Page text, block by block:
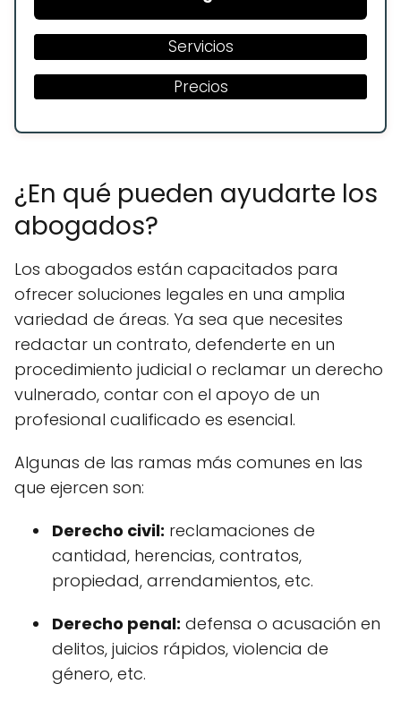
Servicios
Precios
¿En qué pueden ayudarte los
abogados?
Los abogados están capacitados para
ofrecer soluciones legales en una amplia
variedad de áreas. Ya sea que necesites
redactar un contrato, defenderte en un
procedimiento judicial o reclamar un derecho
vulnerado, contar con el apoyo de un
profesional cualificado es esencial.
Algunas de las ramas más comunes en las
que ejercen son:
Derecho civil: reclamaciones de
cantidad, herencias, contratos,
propiedad, arrendamientos, etc.
Derecho penal: defensa o acusación en
delitos, juicios rápidos, violencia de
género, etc.